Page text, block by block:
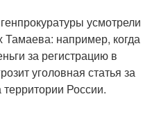
усмотрели
например, когда
за регистрацию в
уголовная статья за
России.